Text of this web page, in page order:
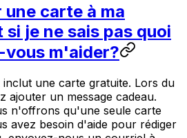
carte à ma
si je ne sais pas quoi
m'aider?
une carte gratuite. Lors du
ajouter un message cadeau.
n'offrons qu'une seule carte
avez besoin d'aide pour rédiger